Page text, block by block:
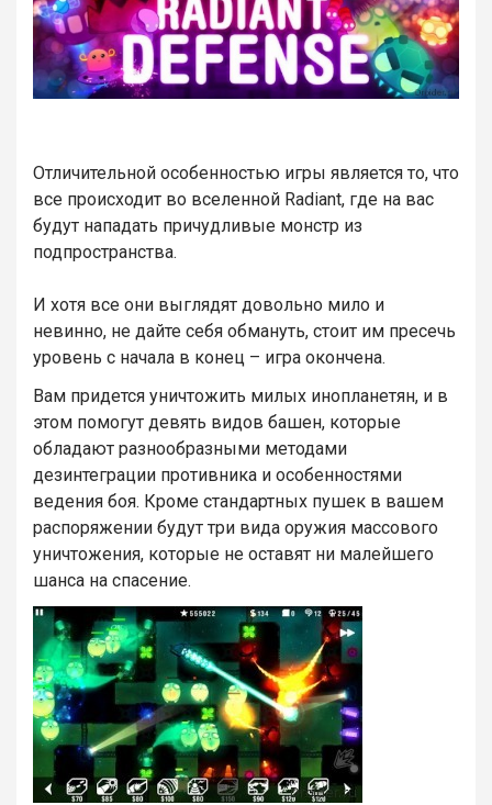
Отличительной особенностью игры является то, что
все происходит во вселенной Radiant, где на вас
будут нападать причудливые монстр из
подпространства.
И хотя все они выглядят довольно мило и
невинно, не дайте себя обмануть, стоит им пресечь
уровень с начала в конец – игра окончена.
Вам придется уничтожить милых инопланетян, и в
этом помогут девять видов башен, которые
обладают разнообразными методами
дезинтеграции противника и особенностями
ведения боя. Кроме стандартных пушек в вашем
распоряжении будут три вида оружия массового
уничтожения, которые не оставят ни малейшего
шанса на спасение.